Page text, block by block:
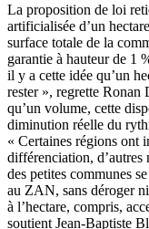
La proposition de loi
artificialisée d’un
surface totale de la
garantie à hauteur de 1
il y a cette idée qu’un
rester », regrette Ronan
qu’un volume, cette
diminution réelle du
« Certaines régions ont
différenciation, d’autres
des petites communes
au ZAN, sans déroger
à l’hectare, compris,
soutient Jean-Baptiste